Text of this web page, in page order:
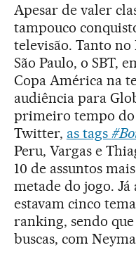
Apesar de valer
tampouco
televisão. Tanto
São Paulo, o SBT,
Copa América na
audiência para
primeiro tempo do
Twitter, as tags
Peru, Vargas e
10 de assuntos
metade do jogo.
estavam cinco
ranking, sendo
buscas, com